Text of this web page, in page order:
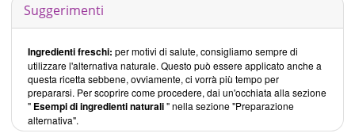
Suggerimenti
Ingredienti freschi: per motivi di salute, consigliamo sempre di
utilizzare l'alternativa naturale. Questo può essere applicato anche a
questa ricetta sebbene, ovviamente, ci vorrà più tempo per
prepararsi. Per scoprire come procedere, dai un'occhiata alla sezione
" Esempi di ingredienti naturali" nella sezione "Preparazione
alternativa".